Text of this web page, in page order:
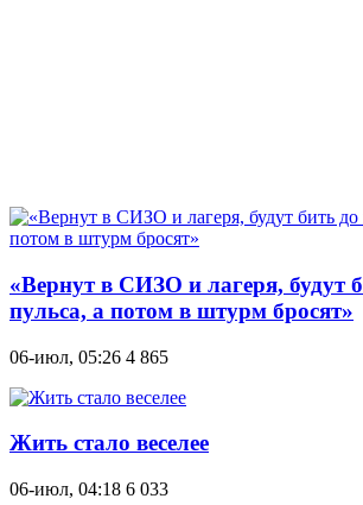
«Вернут в СИЗО и лагеря, будут
пульса, а потом в штурм бросят»
06-июл, 05:26 4 865
Жить стало веселее
06-июл, 04:18 6 033